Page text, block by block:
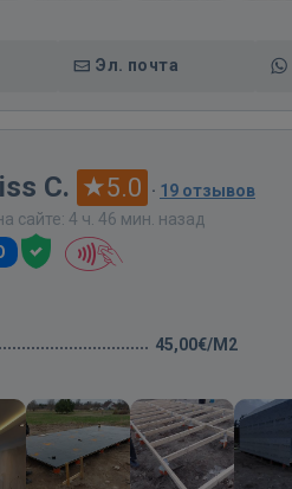
Эл. почта
C. 5.0 · 19 отзывов
сайте: 4 ч. 46 мин. назад
45,00€/M2